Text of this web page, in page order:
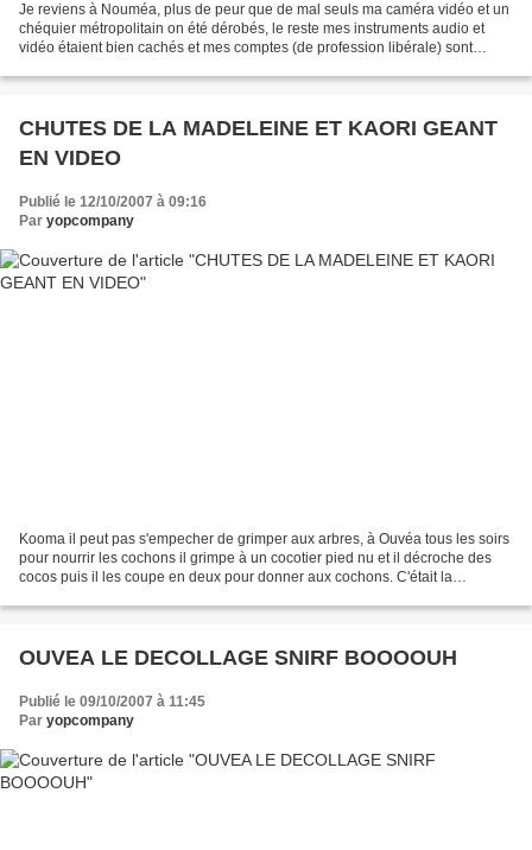
Je reviens à Nouméa, plus de peur que de mal seuls ma caméra vidéo et un
chéquier métropolitain on été dérobés, le reste mes instruments audio et
vidéo étaient bien cachés et mes comptes (de profession libérale) sont
CHUTES DE LA MADELEINE ET KAORI GEANT
EN VIDEO
Publié le 12/10/2007 à 09:16
Par yopcompany
Kooma il peut pas s'empecher de grimper aux arbres, à Ouvéa tous les soirs
pour nourrir les cochons il grimpe à un cocotier pied nu et il décroche des
cocos puis il les coupe en deux pour donner aux cochons. C'était la
OUVEA LE DECOLLAGE SNIRF BOOOOUH
Publié le 09/10/2007 à 11:45
Par yopcompany